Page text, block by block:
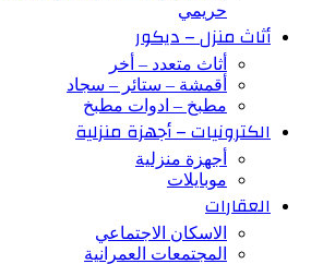
حريمي
أثاث منزل – ديكور
أثاث متعدد – أخر
أقمشة – ستائر – سجاد
مطبخ – ادوات مطبخ
الكترونيات – أجهزة منزلية
أجهزة منزلية
موبايلات
العقارات
الاسكان الاجتماعي
المجتمعات العمرانية